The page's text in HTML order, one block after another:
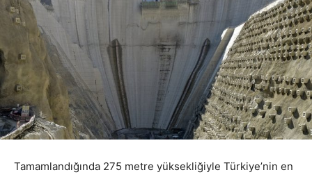
Tamamlandığında 275 metre yüksekliğiyle Türkiye’nin en